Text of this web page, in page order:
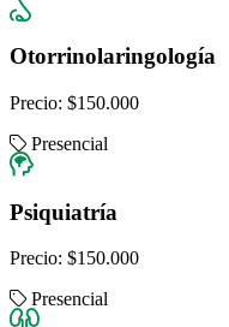
Otorrinolaringología
Precio: $150.000
Presencial
Psiquiatría
Precio: $150.000
Presencial